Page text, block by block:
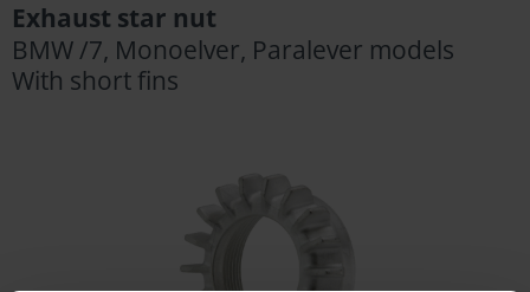
Exhaust star nut
BMW /7, Monoelver, Paralever models
With short fins